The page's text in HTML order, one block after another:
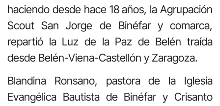
haciendo desde hace 18 años, la Agrupación
Scout San Jorge de Binéfar y comarca,
repartió la Luz de la Paz de Belén traída
desde Belén-Viena-Castellón y Zaragoza.
Blandina Ronsano, pastora de la Iglesia
Evangélica Bautista de Binéfar y Crisanto